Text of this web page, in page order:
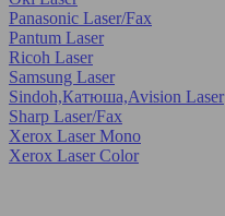
Panasonic Laser/Fax
Pantum Laser
Ricoh Laser
Samsung Laser
Sindoh,Катюша,Avision Laser
Sharp Laser/Fax
Xerox Laser Mono
Xerox Laser Color